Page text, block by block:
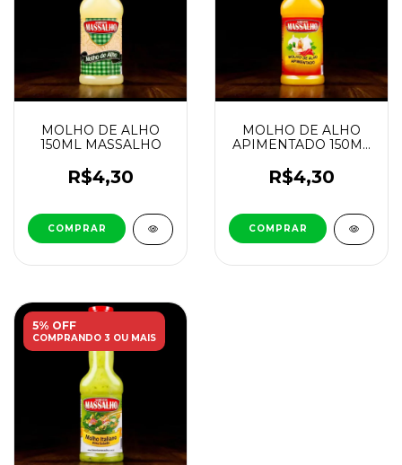
MOLHO DE ALHO
150ML MASSALHO
R$4,30
MOLHO DE ALHO
APIMENTADO 150ML
R$4,30
5% OFF
COMPRANDO 3 OU MAIS